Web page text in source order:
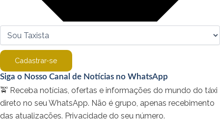
Cadastrar-se
Siga o Nosso Canal de Notícias no WhatsApp
🚖 Receba notícias, ofertas e informações do mundo do táxi
direto no seu WhatsApp. Não é grupo, apenas recebimento
das atualizações. Privacidade do seu número.